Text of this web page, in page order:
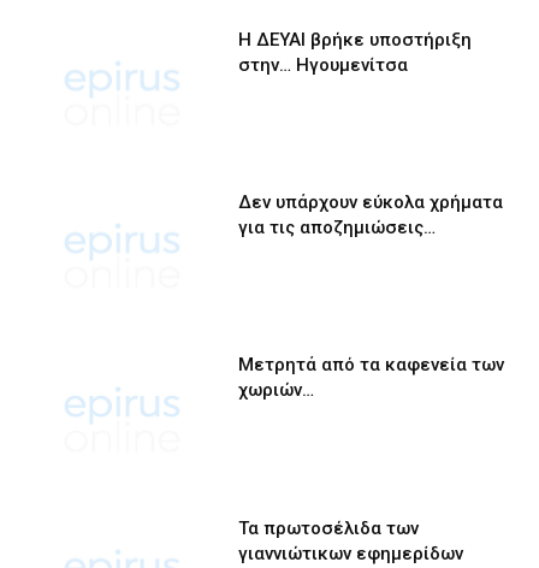
Η ΔΕΥΑΙ βρήκε υποστήριξη
στην… Ηγουμενίτσα
Δεν υπάρχουν εύκολα χρήματα
για τις αποζημιώσεις…
Μετρητά από τα καφενεία των
χωριών…
Τα πρωτοσέλιδα των
γιαννιώτικων εφημερίδων